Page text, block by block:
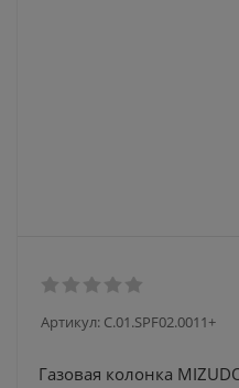
Артикул: C.01.SPF02.0011+
Газовая колонка